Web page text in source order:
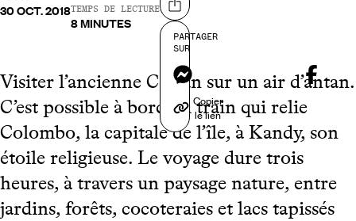
30 OCT. 2018TEMPS DE LECTURE
8 MINUTES
Partager sur
PARTAGER
SUR
Messenger
Copier
le lien
Visiter l’ancienne Ceylan sur un air d’antan.
C’est possible à bord du train qui relie
Colombo, la capitale de l’île, à Kandy, son
étoile religieuse. Le voyage dure trois
heures, à travers un paysage nature, entre
jardins, forêts, cocoteraies et lacs tapissés